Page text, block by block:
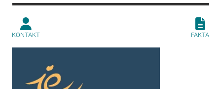
KONTAKT FAKTA